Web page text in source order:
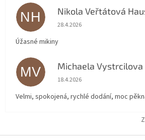
NH Nikola Veřtátová
Hodnocení obchodu je 5 z 5
28.4.2026
Úžasné mikiny
MV Michaela Vystrcilova
Hodnocení obchodu je 5 z 5
18.4.2026
Velmi, spokojená, rychlé dodání, moc